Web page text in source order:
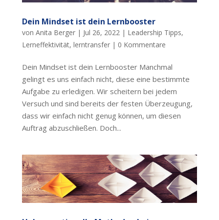
Dein Mindset ist dein Lernbooster
von Anita Berger| Jul 26, 2022| Leadership Tipps,
Lerneffektivität, lerntransfer| 0 Kommentare
Dein Mindset ist dein Lernbooster Manchmal
gelingt es uns einfach nicht, diese eine bestimmte
Aufgabe zu erledigen. Wir scheitern bei jedem
Versuch und sind bereits der festen Überzeugung,
dass wir einfach nicht genug können, um diesen
Auftrag abzuschließen. Doch...